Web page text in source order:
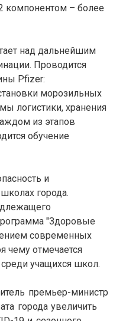
компонентом – более
над дальнейшим
Проводится
Pfizer:
морозильных
логистики, хранения
из этапов
обучение
и
города.
"Здоровые
современных
чему отмечается
учащихся школ.
премьер-министр
города увеличить